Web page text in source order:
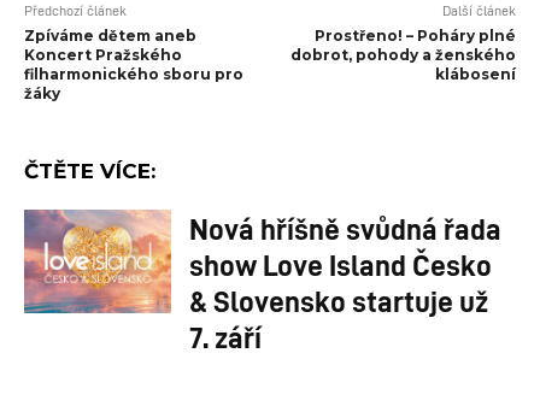
Předchozí článek
Zpíváme dětem aneb
Koncert Pražského
filharmonického sboru pro
žáky
Další článek
Prostřeno! – Poháry plné
dobrot, pohody a ženského
klábosení
ČTĚTE VÍCE:
Nová hříšně svůdná řada
show Love Island Česko
& Slovensko startuje už
7. září